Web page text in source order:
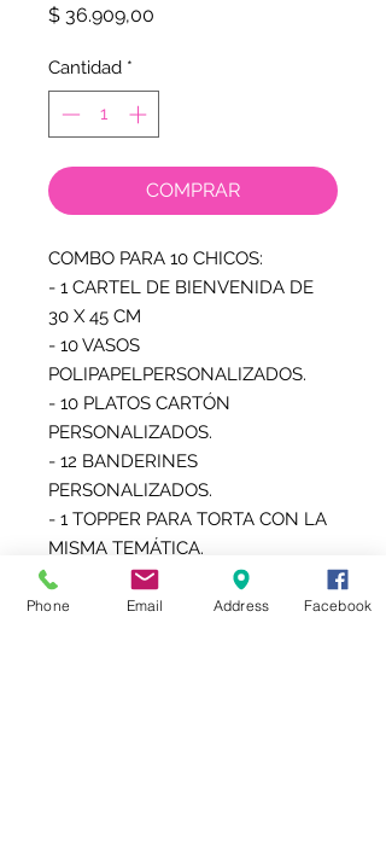
$ 36.909,00
Cantidad *
COMPRAR
COMBO PARA 10 CHICOS:
- 1 CARTEL DE BIENVENIDA DE
30 X 45 CM
- 10 VASOS
POLIPAPELPERSONALIZADOS.
- 10 PLATOS CARTÓN
PERSONALIZADOS.
- 12 BANDERINES
PERSONALIZADOS.
- 1 TOPPER PARA TORTA CON LA
MISMA TEMÁTICA.
- 10 BOLSITAS PERSONALIZADAS
PARA GOLOSINAS O POCHOCLOS
Phone Email Address Facebook